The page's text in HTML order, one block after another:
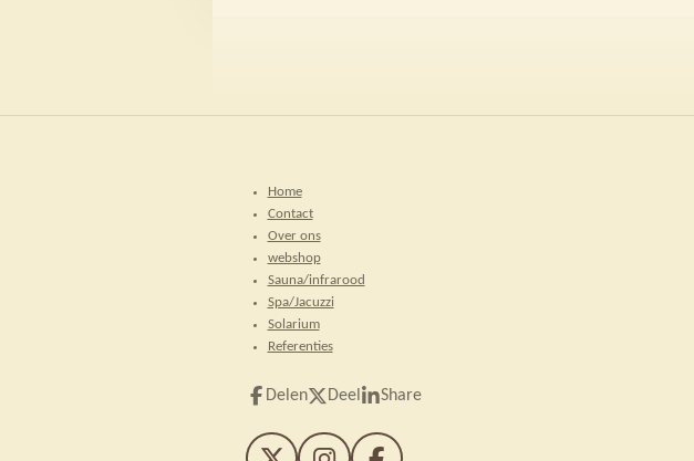
Home
Contact
Over ons
webshop
Sauna/infrarood
Spa/Jacuzzi
Solarium
Referenties
Delen Deel Share